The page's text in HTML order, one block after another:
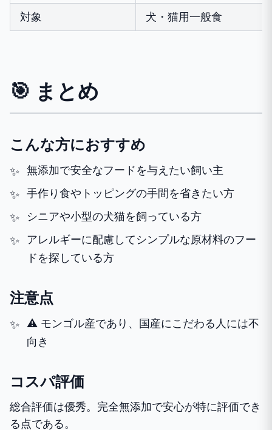
対象 犬・猫用一般食
🎯 まとめ
こんな方におすすめ
無添加で安全なフードを与えたい飼い主
手作り食やトッピングの手間を省きたい方
シニアや小型の犬猫を飼っている方
アレルギーに配慮してシンプルな原材料のフー
ドを探している方
注意点
⚠️ モンゴル産であり、国産にこだわる人には不
向き
コスパ評価
総合評価は優秀。完全無添加で安心が特に評価でき
る点である。